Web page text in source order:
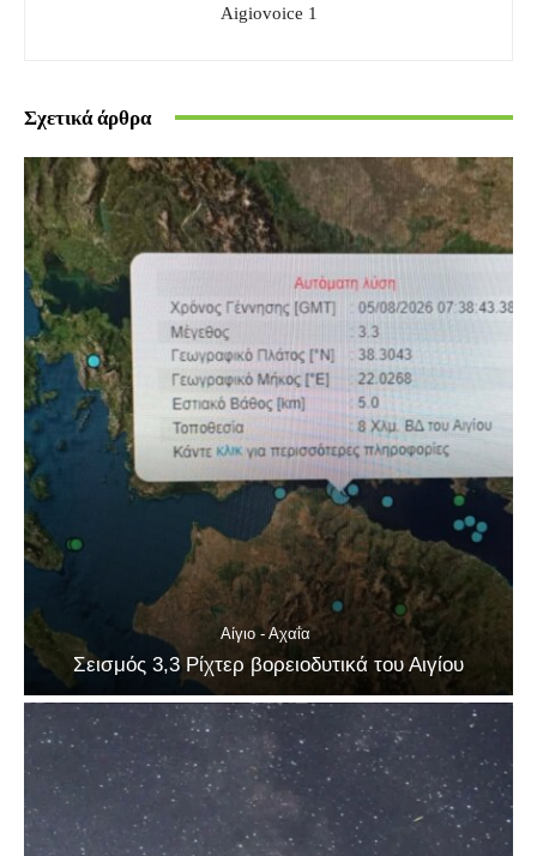
Aigiovoice 1
Σχετικά άρθρα
Αίγιο - Αχαΐα
Σεισμός 3,3 Ρίχτερ βορειοδυτικά του Αιγίου